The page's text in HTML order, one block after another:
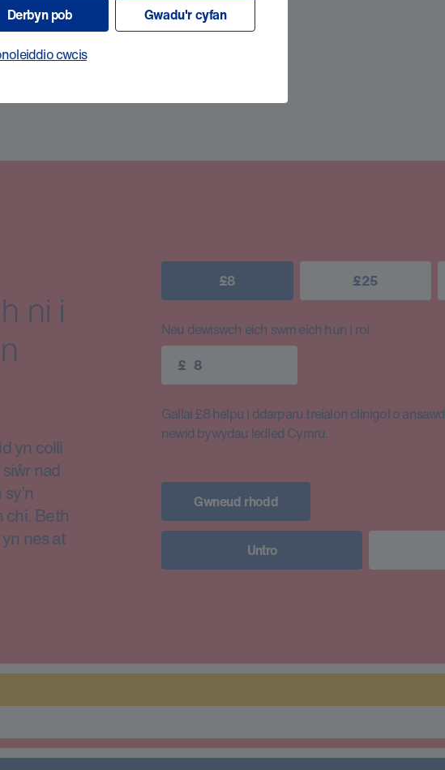
Derbyn pob Gwadu'r cyfan
cwcis
ni i
yn colli
nad
chi. Beth
nes at
£8 £25
Neu dewiswch eich swm eich hun i roi
£
Gallai £8 helpu i ddarparu treialon clinigol o
newid bywydau ledled Cymru.
Gwneud rhodd
Untro